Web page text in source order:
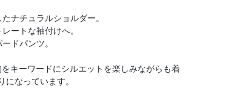
ナチュラルショルダー。
ートな袖付けへ。
ドパンツ。
キーワードにシルエットを楽しみながらも着
になっています。